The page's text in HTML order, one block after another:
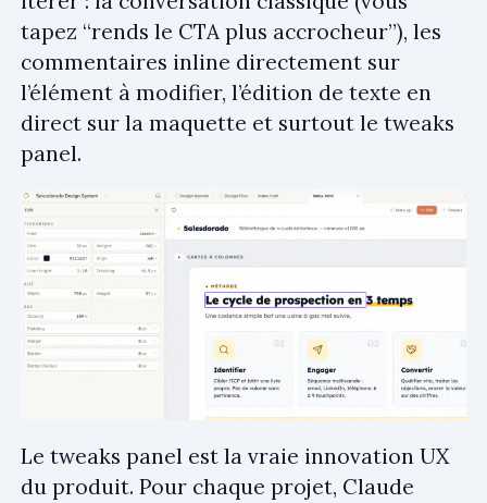
tapez “rends le CTA plus accrocheur”), les
commentaires inline directement sur
l’élément à modifier, l’édition de texte en
direct sur la maquette et surtout le tweaks
panel.
Le tweaks panel est la vraie innovation UX
du produit. Pour chaque projet, Claude